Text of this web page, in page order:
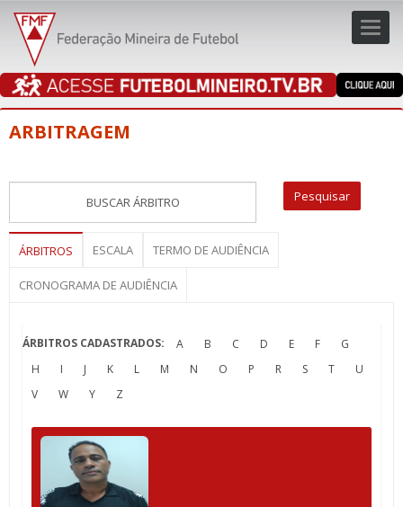
ARBITRAGEM
ÁRBITROS ESCALA TERMO DE AUDIÊNCIA
CRONOGRAMA DE AUDIÊNCIA
ÁRBITROS CADASTRADOS: A B C D E F
G
H
I J K L M N O P R S T
U
V
W Y Z